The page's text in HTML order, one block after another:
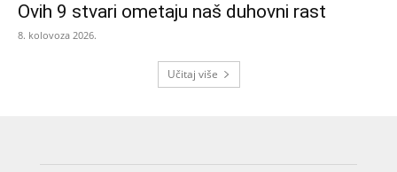
Ovih 9 stvari ometaju naš duhovni rast
8. kolovoza 2026.
Učitaj više